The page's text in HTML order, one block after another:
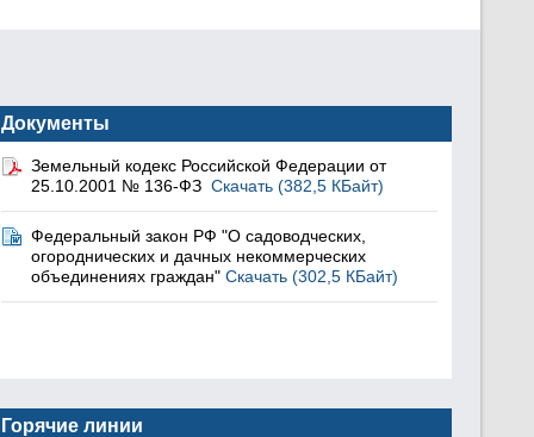
Документы
Земельный кодекс Российской Федерации от
25.10.2001 № 136-ФЗ Скачать (382,5 КБайт)
Федеральный закон РФ "О садоводческих,
огороднических и дачных некоммерческих
объединениях граждан" Скачать (302,5 КБайт)
Горячие линии